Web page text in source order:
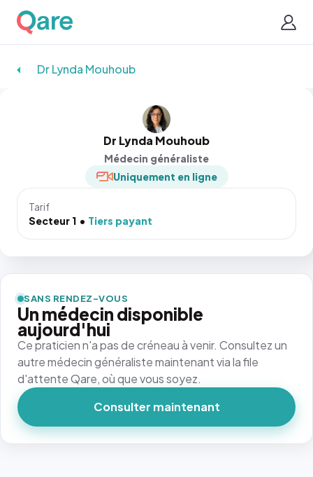
Dr Lynda Mouhoub
Dr Lynda Mouhoub
Médecin généraliste
Uniquement en ligne
Tarif
Secteur 1
Tiers payant
SANS RENDEZ-VOUS
Un médecin disponible
aujourd'hui
Ce praticien n'a pas de créneau à venir. Consultez un
autre médecin généraliste maintenant via la file
d'attente Qare, où que vous soyez.
Consulter maintenant